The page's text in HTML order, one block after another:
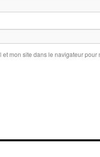
et mon site dans le navigateur